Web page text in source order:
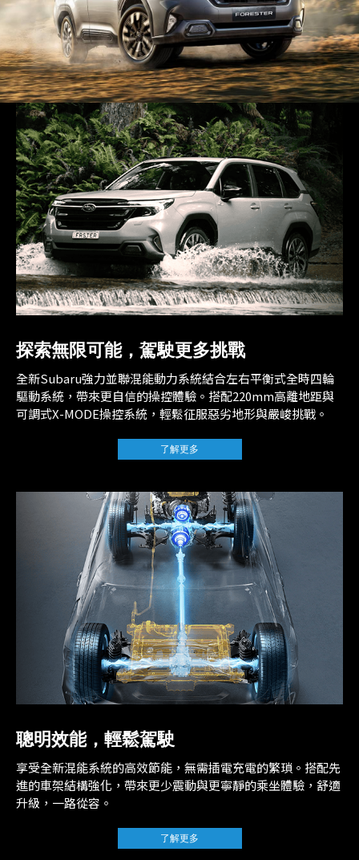
探索無限可能，駕駛更多挑戰
全新Subaru強力並聯混能動力系統結合左右平衡式全時四輪
驅動系統，帶來更自信的操控體驗。搭配220mm高離地距與
可調式X-MODE操控系統，輕鬆征服惡劣地形與嚴峻挑戰。
了解更多
聰明效能，輕鬆駕駛
享受全新混能系統的高效節能，無需插電充電的繁瑣。搭配先
進的車架結構強化，帶來更少震動與更寧靜的乘坐體驗，舒適
升級，一路從容。
了解更多